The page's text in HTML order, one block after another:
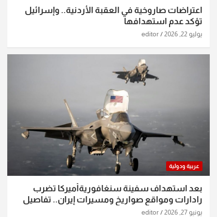
اعتراضات صاروخية في العقبة الأردنية.. وإسرائيل
تؤكد عدم استهدافها
يوليو 22, 2026 editor
عربية ودولية
بعد استهداف سفينة سنغافوريةأميركا تضرب
رادارات ومواقع صواريخ ومسيرات إيران.. تفاصيل
الساعات الماضية
يونيو 27, 2026 editor